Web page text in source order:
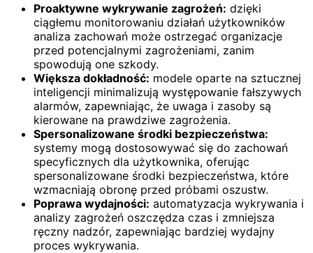
Proaktywne wykrywanie zagrożeń: dzięki
ciągłemu monitorowaniu działań użytkowników
analiza zachowań może ostrzegać organizacje
przed potencjalnymi zagrożeniami, zanim
spowodują one szkody.
Większa dokładność: modele oparte na sztucznej
inteligencji minimalizują występowanie fałszywych
alarmów, zapewniając, że uwaga i zasoby są
kierowane na prawdziwe zagrożenia.
Spersonalizowane środki bezpieczeństwa:
systemy mogą dostosowywać się do zachowań
specyficznych dla użytkownika, oferując
spersonalizowane środki bezpieczeństwa, które
wzmacniają obronę przed próbami oszustw.
Poprawa wydajności: automatyzacja wykrywania i
analizy zagrożeń oszczędza czas i zmniejsza
ręczny nadzór, zapewniając bardziej wydajny
proces wykrywania.